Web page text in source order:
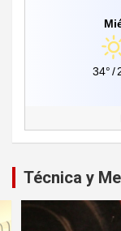
34°/
Técnica y